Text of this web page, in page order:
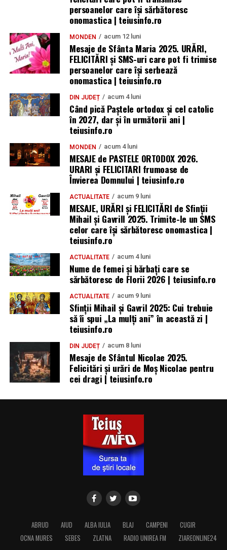
persoanelor care îşi sărbătoresc
onomastica | teiusinfo.ro
MONDEN acum 12 luni
Mesaje de Sfânta Maria 2025. URĂRI,
FELICITĂRI și SMS-uri care pot fi trimise
persoanelor care își serbează
onomastica | teiusinfo.ro
DIN JUDEȚ acum 4 luni
Când pică Paștele ortodox și cel catolic
în 2027, dar și în următorii ani |
teiusinfo.ro
MONDEN acum 4 luni
MESAJE de PASTELE ORTODOX 2026.
URARI și FELICITARI frumoase de
Învierea Domnului | teiusinfo.ro
ACTUALITATE acum 9 luni
MESAJE, URĂRI și FELICITĂRI de Sfinții
Mihail și Gavrill 2025. Trimite-le un SMS
celor care își sărbătoresc onomastica |
teiusinfo.ro
ACTUALITATE acum 4 luni
Nume de femei și bărbați care se
sărbătoresc de Florii 2026 | teiusinfo.ro
ACTUALITATE acum 9 luni
Sfinții Mihail și Gavril 2025: Cui trebuie
să îi spui „La mulţi ani” în această zi |
teiusinfo.ro
DIN JUDEȚ acum 8 luni
Mesaje de Sfântul Nicolae 2025.
Felicitări și urări de Moș Nicolae pentru
cei dragi | teiusinfo.ro
ABRUD AIUD ALBA IULIA BLAJ CAMPENI
CUGIR
OCNA MURES
SEBES ZLATNA RADIO UNIREA FM ZIAREONLINE24